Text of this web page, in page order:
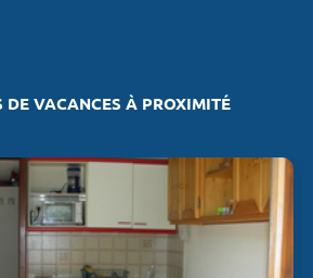
DE VACANCES À PROXIMITÉ